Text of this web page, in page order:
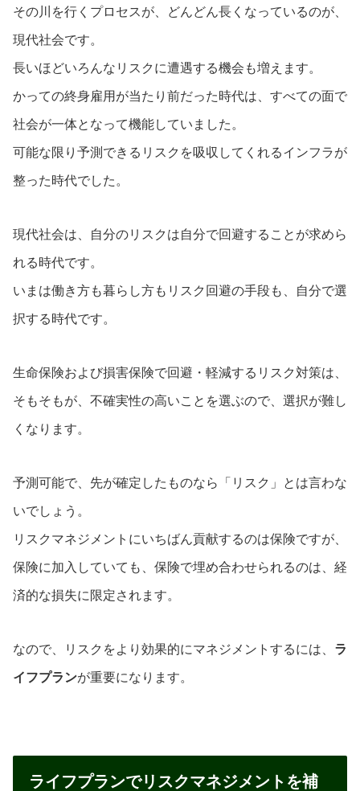
その川を行くプロセスが、どんどん長くなっているのが、
現代社会です。
長いほどいろんなリスクに遭遇する機会も増えます。
かっての終身雇用が当たり前だった時代は、すべての面で
社会が一体となって機能していました。
可能な限り予測できるリスクを吸収してくれるインフラが
整った時代でした。
現代社会は、自分のリスクは自分で回避することが求めら
れる時代です。
いまは働き方も暮らし方もリスク回避の手段も、自分で選
択する時代です。
生命保険および損害保険で回避・軽減するリスク対策は、
そもそもが、不確実性の高いことを選ぶので、選択が難し
くなります。
予測可能で、先が確定したものなら「リスク」とは言わな
いでしょう。
リスクマネジメントにいちばん貢献するのは保険ですが、
保険に加入していても、保険で埋め合わせられるのは、経
済的な損失に限定されます。
なので、リスクをより効果的にマネジメントするには、 ラ
イフプランが重要になります。
ライフプランでリスクマネジメントを補